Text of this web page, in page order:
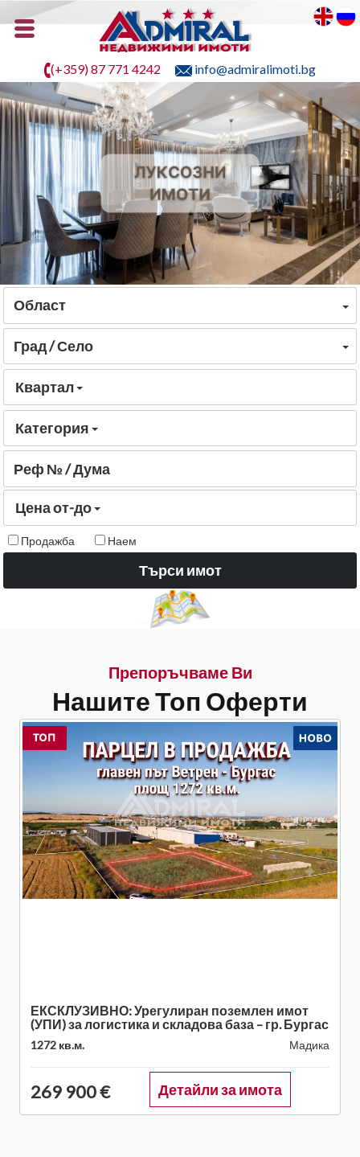
(+359) 87 771 4242 info@admiralimoti.bg
Квартал
Категория
Цена от-до
Продажба Наем
Търси имот
Препоръчваме Ви
Нашите Топ Оферти
ЕКСКЛУЗИВНО: Урегулиран поземлен имот
(УПИ) за логистика и складова база – гр. Бургас
1272 кв.м. Мадика
269 900 € Детайли за имота